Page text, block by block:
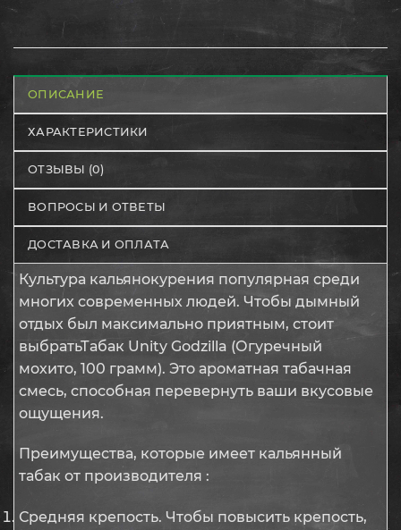
ОПИСАНИЕ
ХАРАКТЕРИСТИКИ
ОТЗЫВЫ (0)
ВОПРОСЫ И ОТВЕТЫ
ДОСТАВКА И ОПЛАТА
Культура кальянокурения популярная среди
многих современных людей. Чтобы дымный
отдых был максимально приятным, стоит
выбратьТабак Unity Godzilla (Огуречный
мохито, 100 грамм). Это ароматная табачная
смесь, способная перевернуть ваши вкусовые
ощущения.
Преимущества, которые имеет кальянный
табак от производителя :
Средняя крепость. Чтобы повысить крепость,